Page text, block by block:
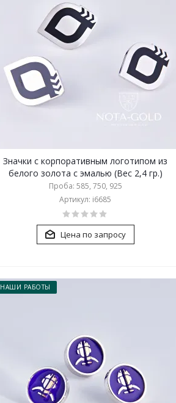
Значки с корпоративным логотипом из
белого золота с эмалью (Вес 2,4 гр.)
Проба: 585, 750, 925
Артикул: i6685
Цена по запросу
НАШИ РАБОТЫ